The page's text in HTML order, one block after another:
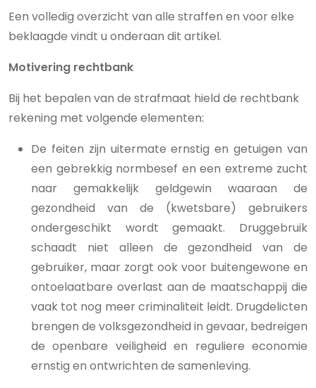
Een volledig overzicht van alle straffen en voor elke
beklaagde vindt u onderaan dit artikel.
Motivering rechtbank
Bij het bepalen van de strafmaat hield de rechtbank
rekening met volgende elementen:
De feiten zijn uitermate ernstig en getuigen van
een gebrekkig normbesef en een extreme zucht
naar gemakkelijk geldgewin waaraan de
gezondheid van de (kwetsbare) gebruikers
ondergeschikt wordt gemaakt. Druggebruik
schaadt niet alleen de gezondheid van de
gebruiker, maar zorgt ook voor buitengewone en
ontoelaatbare overlast aan de maatschappij die
vaak tot nog meer criminaliteit leidt. Drugdelicten
brengen de volksgezondheid in gevaar, bedreigen
de openbare veiligheid en reguliere economie
ernstig en ontwrichten de samenleving.